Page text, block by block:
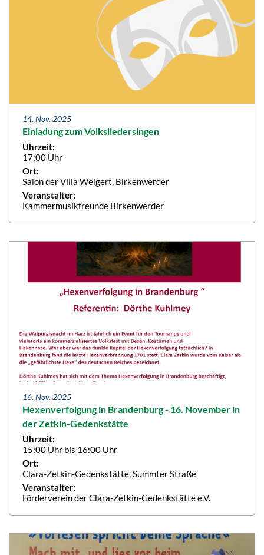
14. Nov. 2025
Einladung zum Volksliedersingen
Uhrzeit:
17:00 Uhr
Ort:
Salon der Villa Weigert, Birkenwerder
Veranstalter:
Kammermusikfreunde Birkenwerder
16. Nov. 2025
Hexenverfolgung in Brandenburg - 16. November in
der Zetkin-Gedenkstätte
Uhrzeit:
15:00 Uhr bis 16:00 Uhr
Ort:
Clara-Zetkin-Gedenkstätte, Summter Straße
Veranstalter:
Förderverein der Clara-Zetkin-Gedenkstätte e.V.